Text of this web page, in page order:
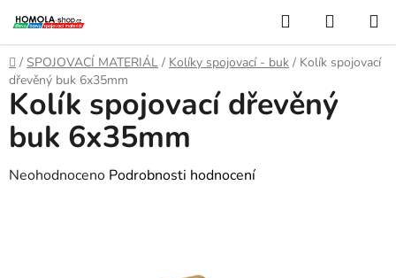
na
obsah
Hledat
KOŠÍK
Domů
/ SPOJOVACÍ MATERIÁL / Kolíky spojovací - buk / Kolík spojovací
dřevěný buk 6x35mm
Kolík spojovací dřevěný
buk 6x35mm
Průměrné
Neohodnoceno Podrobnosti hodnocení